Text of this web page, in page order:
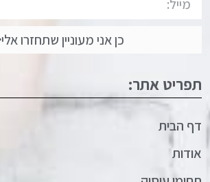
כן אני מעוניין שתחזרו אלי
תפריט אתר:
דף הבית
אודות